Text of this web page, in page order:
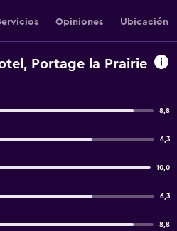
Opiniones Ubicación
Portage la Prairie
8,8
6,3
10,0
6,3
8,8